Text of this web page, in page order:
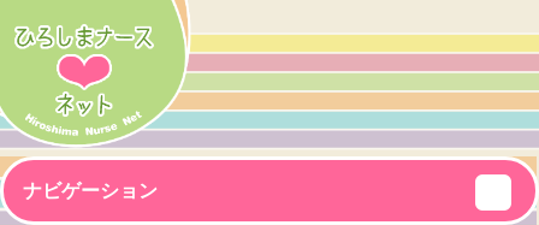
ナビゲーション